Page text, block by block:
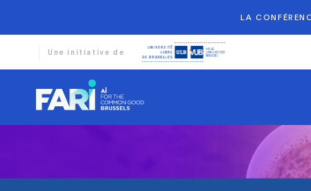
LA
Une initiative de